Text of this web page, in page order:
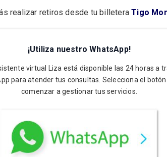
realizar retiros desde tu billeteraTigo
¡Utiliza nuestro WhatsApp!
virtual Liza está disponible las 24 horas a
para atender tus consultas. Selecciona el botón
comenzar a gestionar tus servicios.